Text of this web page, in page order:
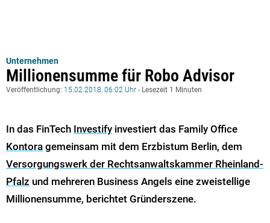
Unternehmen
Millionensumme für Robo Advisor
Veröffentlichung: 15.02.2018, 06:02 Uhr - Lesezeit 1 Minuten
In das FinTech Investify investiert das Family Office
Kontora gemeinsam mit dem Erzbistum Berlin, dem
Versorgungswerk der Rechtsanwaltskammer Rheinland-
Pfalz und mehreren Business Angels eine zweistellige
Millionensumme, berichtet Gründerszene.